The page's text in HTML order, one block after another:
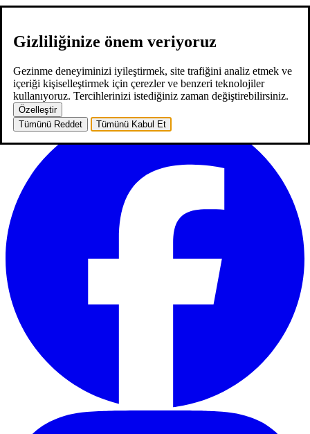
Gizliliğinize önem veriyoruz
Gezinme deneyiminizi iyileştirmek, site trafiğini analiz etmek ve
içeriği kişiselleştirmek için çerezler ve benzeri teknolojiler
kullanıyoruz. Tercihlerinizi istediğiniz zaman değiştirebilirsiniz.
Özelleştir
Tümünü Reddet
Tümünü Kabul Et
hakkımızdahizmetlerimizneler yaptıkkariyer2
EN
ana sayfahakkımızdahizmetlerimiz neler yaptıkkariyer2 blog
iletişim